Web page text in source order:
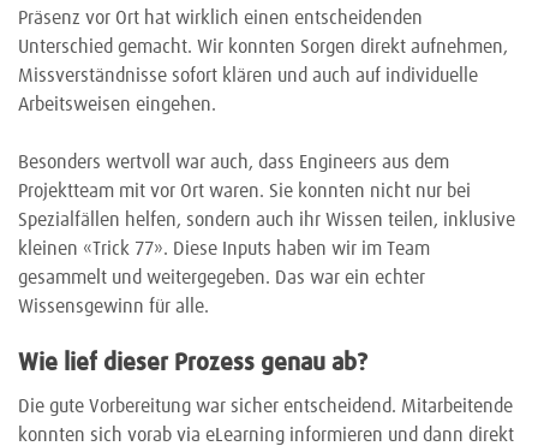
Präsenz vor Ort hat wirklich einen entscheidenden
Unterschied gemacht. Wir konnten Sorgen direkt aufnehmen,
Missverständnisse sofort klären und auch auf individuelle
Arbeitsweisen eingehen.
Besonders wertvoll war auch, dass Engineers aus dem
Projektteam mit vor Ort waren. Sie konnten nicht nur bei
Spezialfällen helfen, sondern auch ihr Wissen teilen, inklusive
kleinen «Trick 77». Diese Inputs haben wir im Team
gesammelt und weitergegeben. Das war ein echter
Wissensgewinn für alle.
Wie lief dieser Prozess genau ab?
Die gute Vorbereitung war sicher entscheidend. Mitarbeitende
konnten sich vorab via eLearning informieren und dann direkt